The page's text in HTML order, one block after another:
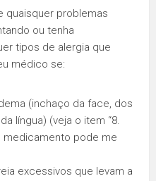
quaisquer problemas
ou tenha
tipos de alergia que
médico se:
(inchaço da face, dos
língua) (veja o item “8.
medicamento pode me
excessivos que levam a